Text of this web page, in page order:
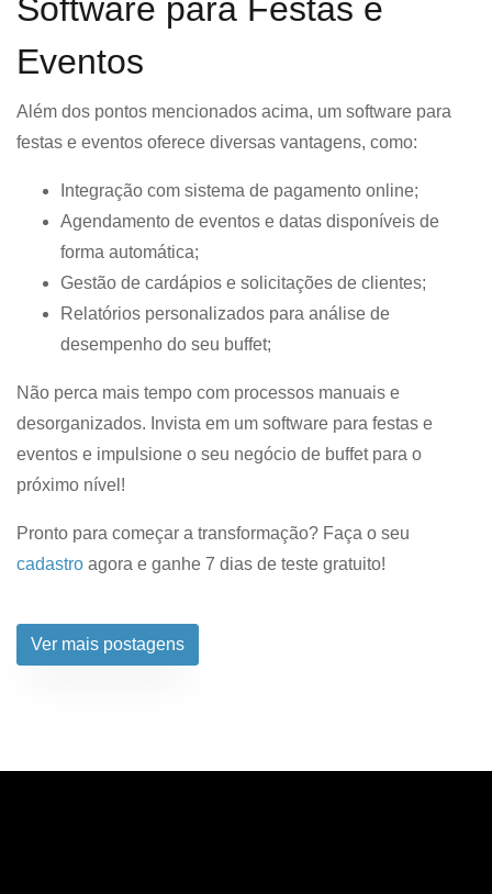
Software para Festas e
Eventos
Além dos pontos mencionados acima, um software para
festas e eventos oferece diversas vantagens, como:
Integração com sistema de pagamento online;
Agendamento de eventos e datas disponíveis de
forma automática;
Gestão de cardápios e solicitações de clientes;
Relatórios personalizados para análise de
desempenho do seu buffet;
Não perca mais tempo com processos manuais e
desorganizados. Invista em um software para festas e
eventos e impulsione o seu negócio de buffet para o
próximo nível!
Pronto para começar a transformação? Faça o seu
cadastro agora e ganhe 7 dias de teste gratuito!
Ver mais postagens